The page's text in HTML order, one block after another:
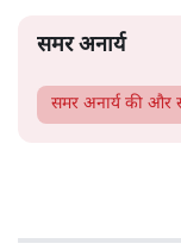
समर अनार्य
समर अनार्यकी और